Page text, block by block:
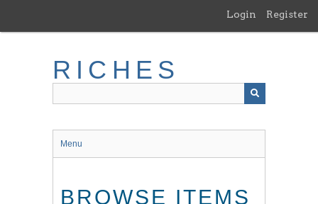
main
Login Register
RICHES
Menu
BROWSE ITEMS